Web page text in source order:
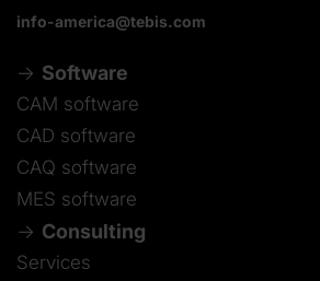
info-america@tebis.com
Software
CAM software
CAD software
CAQ software
MES software
Consulting
Services